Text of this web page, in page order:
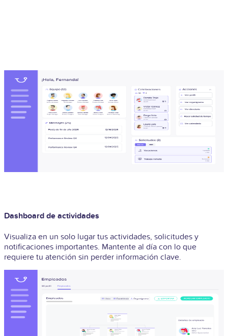
Dashboard de actividades
Visualiza en un solo lugar tus actividades, solicitudes y
notificaciones importantes. Mantente al día con lo que
requiere tu atención sin perder información clave.